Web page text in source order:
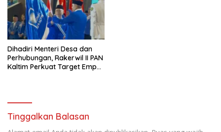
Dihadiri Menteri Desa dan
Perhubungan, Rakerwil II PAN
Kaltim Perkuat Target Empat
Tinggalkan Balasan